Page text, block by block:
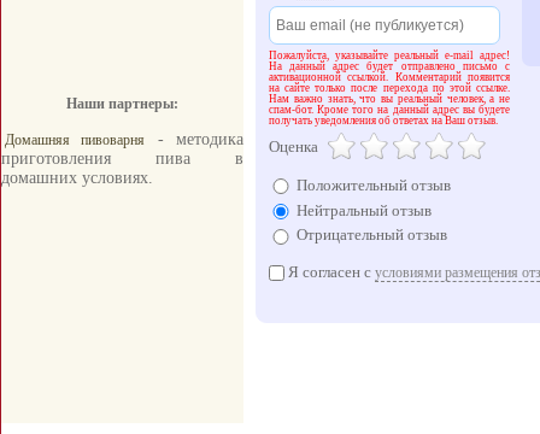
Наши партнеры:
Домашняя пивоварня
- методика
приготовления пива в
домашних условиях.
Пожалуйста, указывайте реальный e-mail адрес!
На данный адрес будет отправлено письмо с
активационной ссылкой. Комментарий появится
на сайте только после перехода по этой ссылке.
Нам важно знать, что вы реальный человек, а не
спам-бот. Кроме того на данный адрес вы будете
получать уведомления об ответах на Ваш отзыв.
Оценка
Положительный отзыв
Нейтральный отзыв
Отрицательный отзыв
Я согласен с условиями размещения